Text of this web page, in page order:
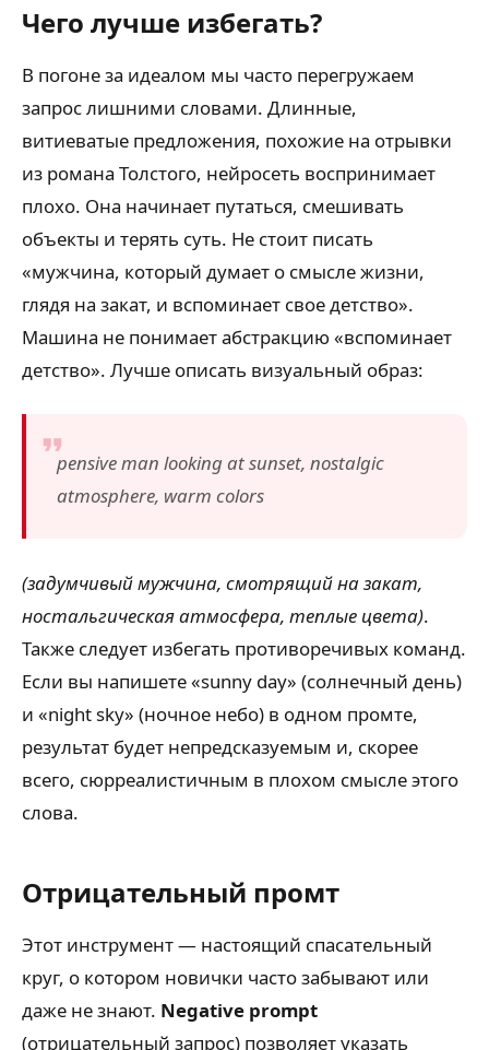
Чего лучше избегать?
В погоне за идеалом мы часто перегружаем
запрос лишними словами. Длинные,
витиеватые предложения, похожие на отрывки
из романа Толстого, нейросеть воспринимает
плохо. Она начинает путаться, смешивать
объекты и терять суть. Не стоит писать
«мужчина, который думает о смысле жизни,
глядя на закат, и вспоминает свое детство».
Машина не понимает абстракцию «вспоминает
детство». Лучше описать визуальный образ:
pensive man looking at sunset, nostalgic
atmosphere, warm colors
(задумчивый мужчина, смотрящий на закат,
ностальгическая атмосфера, теплые цвета).
Также следует избегать противоречивых команд.
Если вы напишете «sunny day» (солнечный день)
и «night sky» (ночное небо) в одном промте,
результат будет непредсказуемым и, скорее
всего, сюрреалистичным в плохом смысле этого
слова.
Отрицательный промт
Этот инструмент — настоящий спасательный
круг, о котором новички часто забывают или
даже не знают. Negative prompt
(отрицательный запрос) позволяет указать